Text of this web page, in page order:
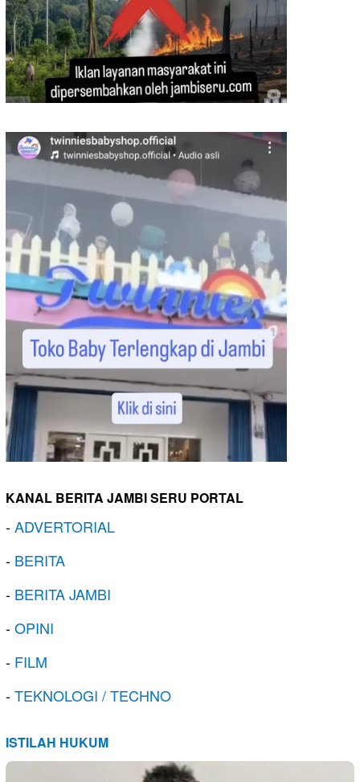
KANAL BERITA JAMBI SERU PORTAL
-ADVERTORIAL
- BERITA
- BERITA JAMBI
-OPINI
- FILM
-TEKNOLOGI / TECHNO
ISTILAH HUKUM